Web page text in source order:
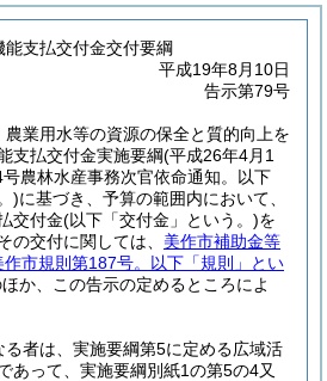
支払交付金交付要綱
平成19年8月10日
告示第79号
農業用水等の資源の保全と質的向上を
支払交付金実施要綱(平成26年4月1
農林水産事務次官依命通知。以下
)に基づき、予算の範囲内において、
交付金(以下「交付金」という。)を
の交付に関しては、 美作市補助金等
市規則第187号。以下「規則」とい
か、この告示の定めるところによ
る者は、実施要綱第5に定める広域活
あって、実施要綱別紙1の第5の4又